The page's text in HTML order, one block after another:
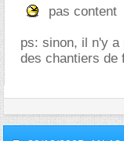
pas content
ps: sinon, il n'y a
des chantiers de